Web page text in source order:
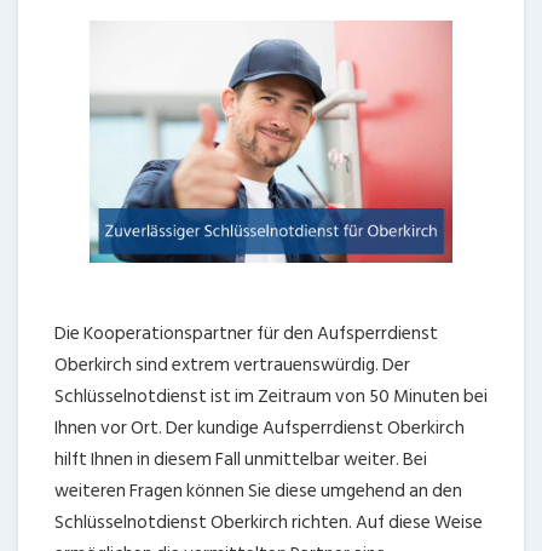
Die Kooperationspartner für den Aufsperrdienst
Oberkirch sind extrem vertrauenswürdig. Der
Schlüsselnotdienst ist im Zeitraum von 50 Minuten bei
Ihnen vor Ort. Der kundige Aufsperrdienst Oberkirch
hilft Ihnen in diesem Fall unmittelbar weiter. Bei
weiteren Fragen können Sie diese umgehend an den
Schlüsselnotdienst Oberkirch richten. Auf diese Weise